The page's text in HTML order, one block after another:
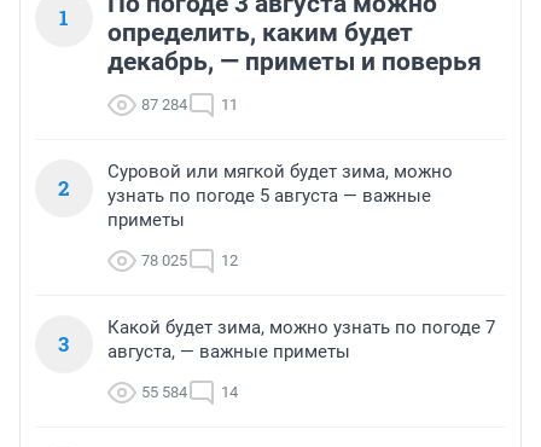
1
определить, каким будет
декабрь, — приметы и поверья
87 284 11
2
Суровой или мягкой будет зима, можно
узнать по погоде 5 августа — важные
приметы
78 025 12
3
Какой будет зима, можно узнать по погоде 7
августа, — важные приметы
55 584 14